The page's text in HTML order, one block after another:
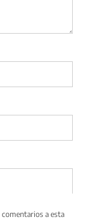
a esta